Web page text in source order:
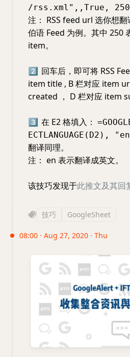
/rss.xml",,True,
注： RSS feed url 选你想
伯语 Feed 为例。其中 250
item。
2️⃣ 回车后，即可将 RSS
item title , B 栏对应 item
created ， D 栏对应 item
3️⃣ 在 E2 格填入：
ECTLANGUAGE(D2),
翻译同理。
注： en 表示翻译成英文。
该技巧发现于此推文及其回
技巧 GoogleSheet
08:00 · Aug 27, 2020 · Thu